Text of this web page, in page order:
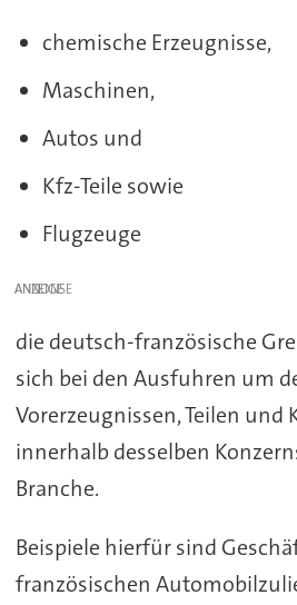
chemische Erzeugnisse,
Maschinen,
Autos und
Kfz-Teile sowie
Flugzeuge
ANZEIGE
die deutsch-französische
sich bei den Ausfuhren um
Vorerzeugnissen, Teilen und
innerhalb desselben
Branche.
Beispiele hierfür sind
französischen